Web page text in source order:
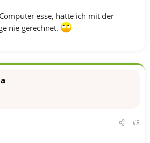
esse, hätte ich mit der
nie gerechnet.
#8